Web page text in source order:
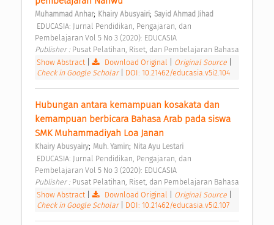
Muhammad Anhar; Khairy Abusyairi; Sayid Ahmad Jihad
Pembelajaran Vol 5 No 3 (2020): EDUCASIA
Publisher :
Show Abstract
Download Original Original Source
Check in Google Scholar
DOI: 10.21462/educasia.v5i2.104
Hubungan antara kemampuan kosakata dan
kemampuan berbicara Bahasa Arab pada siswa
SMK Muhammadiyah Loa Janan
Khairy Abusyairy; Muh. Yamin; Nita Ayu Lestari
Pembelajaran Vol 5 No 3 (2020): EDUCASIA
Publisher :
Show Abstract
Download Original Original Source
Check in Google Scholar
DOI: 10.21462/educasia.v5i2.107